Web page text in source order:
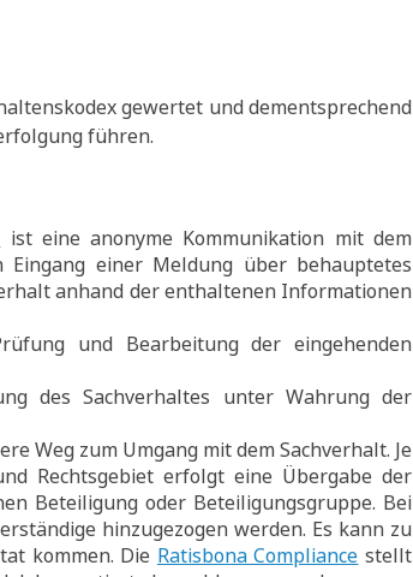
gewertet und dementsprechend
führen.
ist eine anonyme Kommunikation mit dem
einer Meldung über behauptetes
anhand der enthaltenen Informationen
und Bearbeitung der eingehenden
des Sachverhaltes unter Wahrung der
Weg zum Umgang mit dem Sachverhalt. Je
Rechtsgebiet erfolgt eine Übergabe der
Beteiligung oder Beteiligungsgruppe. Bei
hinzugezogen werden. Es kann zu
kommen. Die Ratisbona Compliance stellt